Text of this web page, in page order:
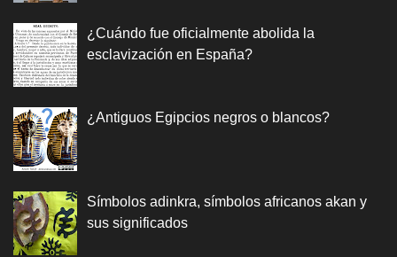
¿Cuándo fue oficialmente abolida la
esclavización en España?
¿Antiguos Egipcios negros o blancos?
Símbolos adinkra, símbolos africanos akan y
sus significados